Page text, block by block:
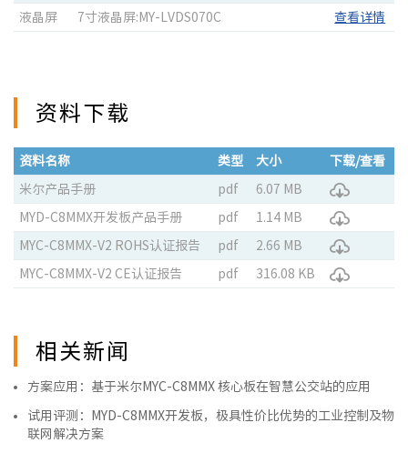
液晶屏 7寸液晶屏:MY-LVDS070C 查看详情
资料下载
资料名称 类型 大小 下载/查看
米尔产品手册 pdf 6.07 MB
MYD-C8MMX开发板产品手册 pdf 1.14 MB
MYC-C8MMX-V2 ROHS认证报告 pdf 2.66 MB
MYC-C8MMX-V2 CE认证报告 pdf 316.08 KB
相关新闻
方案应用：基于米尔MYC-C8MMX 核心板在智慧公交站的应用
试用评测：MYD-C8MMX开发板，极具性价比优势的工业控制及物
联网解决方案